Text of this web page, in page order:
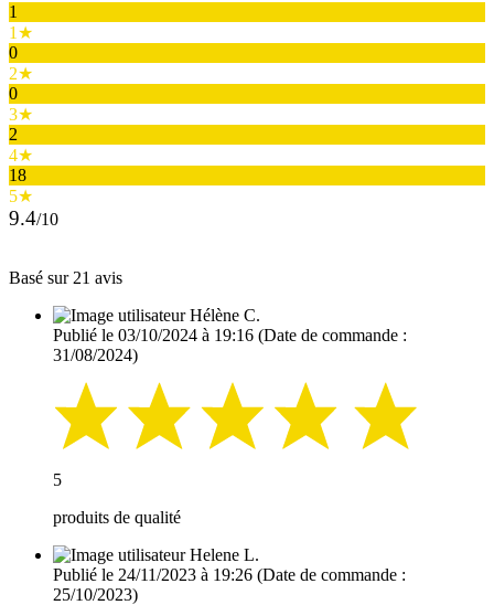
1
1★
0
2★
0
3★
2
4★
18
5★
9.4/10
Basé sur 21 avis
Hélène C.
Publié le 03/10/2024 à 19:16 (Date de commande :
31/08/2024)
5
produits de qualité
Helene L.
Publié le 24/11/2023 à 19:26 (Date de commande :
25/10/2023)